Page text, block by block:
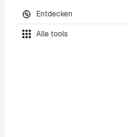
Entdecken
Alle tools